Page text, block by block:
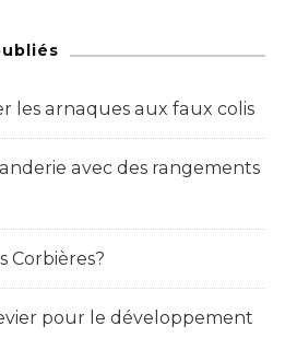
les arnaques aux faux colis
avec des rangements
Corbières?
pour le développement